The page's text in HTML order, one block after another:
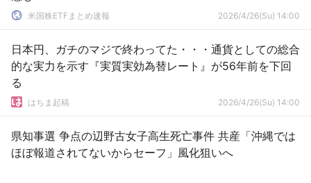
米国株ETFまとめ速報 2026/4/26(Su) 14:00
日本円、ガチのマジで終わってた・・・通貨としての総合
的な実力を示す『実質実効為替レート』が56年前を下回
る
はちま起稿 2026/4/26(Su) 14:00
県知事選 争点の辺野古女子高生死亡事件 共産「沖縄では
ほぼ報道されてないからセーフ」風化狙いへ